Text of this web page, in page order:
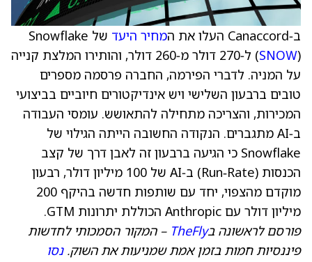
ב‑Canaccord העלו את ה מחיר היעד
של Snowflake
(SNOW
) ל‑270 דולר מ‑260 דולר, והותירו המלצת קנייה
על המניה. לדברי הפירמה, החברה פרסמה מספרים
טובים ברבעון השלישי ויש אינדיקטורים חיוביים בביצועי
המכירות, והצריכה מתחילה להתאושש. עומסי העבודה
ב‑AI מתגברים. הנקודה החשובה הייתה הגילוי של
Snowflake כי הגיעה ברבעון זה לאבן דרך של קצב
הכנסות (Run‑Rate) ב‑AI של 100 מיליון דולר, רבעון
מוקדם מהצפוי, יחד עם שותפות חדשה בהיקף 200
מיליון דולר עם Anthropic הכוללת יתרונות GTM.
פורסם לראשונה בTheFly – המקור הסמכותי לחדשות
פיננסיות חמות בזמן אמת שמניעות את השוק.נסו